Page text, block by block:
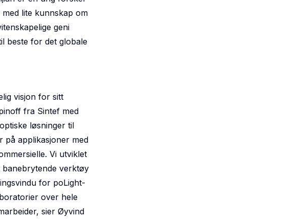
lite kunnskap om
geni
beste for det globale
visjon for sitt
fra Sintef med
løsninger til
på applikasjoner med
Vi utviklet
banebrytende verktøy
for poLight-
over hele
sier Øyvind